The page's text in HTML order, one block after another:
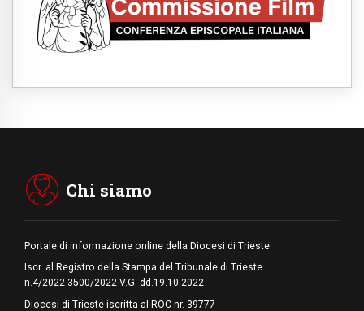
Argentina, l'arcivescovo Colombo: "La
visita del Papa messaggio di pace e
dignità"
Medio Oriente
Chi siamo
Portale di informazione online della Diocesi di Trieste
Iscr. al Registro della Stampa del Tribunale di Trieste
n.4/2022-3500/2022 V.G. dd.19.10.2022
Diocesi di Trieste iscritta al ROC nr. 39777